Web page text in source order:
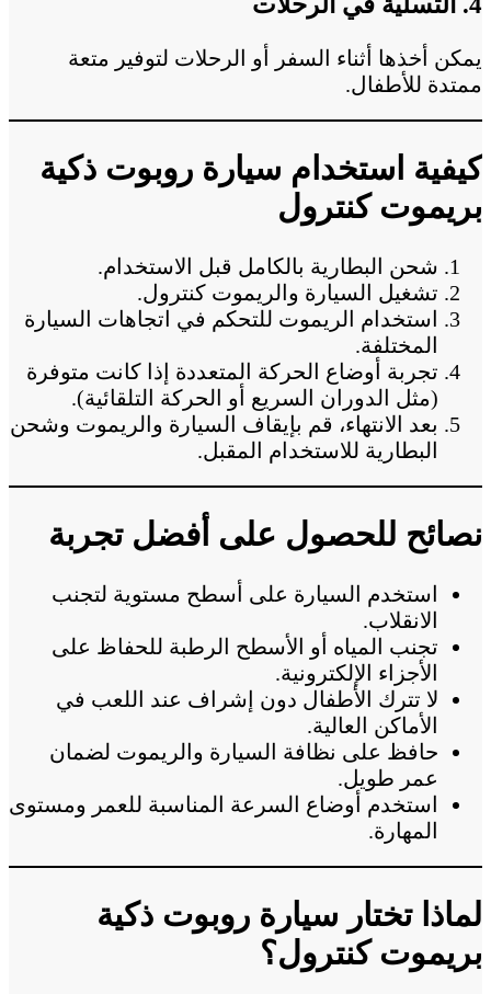
يمكن أخذها أثناء السفر أو الرحلات لتوفير متعة
ممتدة للأطفال.
كيفية استخدام سيارة روبوت ذكية
بريموت كنترول
شحن البطارية بالكامل قبل الاستخدام.
تشغيل السيارة والريموت كنترول.
استخدام الريموت للتحكم في اتجاهات السيارة
المختلفة.
تجربة أوضاع الحركة المتعددة إذا كانت متوفرة
(مثل الدوران السريع أو الحركة التلقائية).
بعد الانتهاء، قم بإيقاف السيارة والريموت وشحن
البطارية للاستخدام المقبل.
نصائح للحصول على أفضل تجربة
استخدم السيارة على أسطح مستوية لتجنب
الانقلاب.
تجنب المياه أو الأسطح الرطبة للحفاظ على
الأجزاء الإلكترونية.
لا تترك الأطفال دون إشراف عند اللعب في
الأماكن العالية.
حافظ على نظافة السيارة والريموت لضمان
عمر طويل.
استخدم أوضاع السرعة المناسبة للعمر ومستوى
المهارة.
لماذا تختار سيارة روبوت ذكية
بريموت كنترول؟